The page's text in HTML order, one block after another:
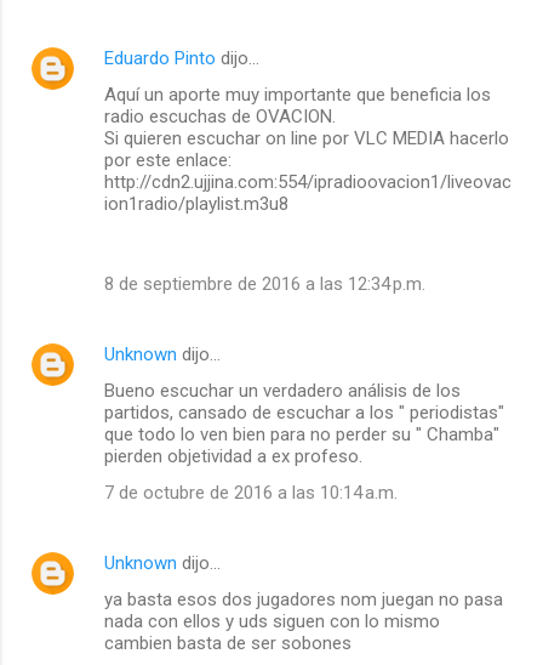
Eduardo Pinto dijo…
Aquí un aporte muy importante que beneficia los
radio escuchas de OVACION.
Si quieren escuchar on line por VLC MEDIA hacerlo
por este enlace:
http://cdn2.ujjina.com:554/ipradioovacion1/liveovac
ion1radio/playlist.m3u8
8 de septiembre de 2016 a las 12:34 p.m.
Unknown dijo…
Bueno escuchar un verdadero análisis de los
partidos, cansado de escuchar a los " periodistas"
que todo lo ven bien para no perder su " Chamba"
pierden objetividad a ex profeso.
7 de octubre de 2016 a las 10:14 a.m.
Unknown dijo…
ya basta esos dos jugadores nom juegan no pasa
nada con ellos y uds siguen con lo mismo
cambien basta de ser sobones